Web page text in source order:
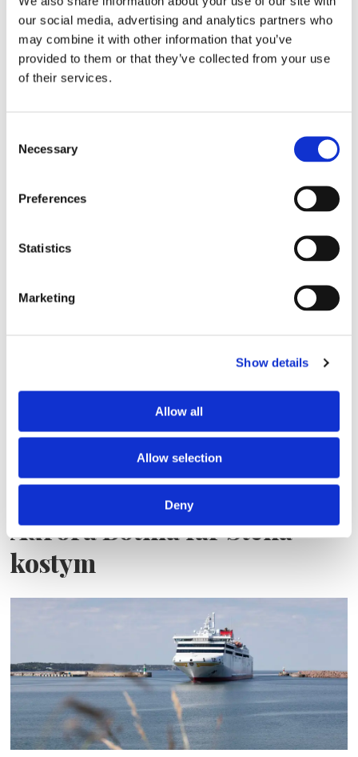
our social media, advertising and analytics partners who
may combine it with other information that you’ve
provided to them or that they’ve collected from your use
of their services.
Selection
Necessary
Preferences
Statistics
Marketing
Show details
Allow all
Allow selection
Deny
Lars ”Lasse” Fransén
Blå genväg ska bana väg för
autonoma färjor
Aurora Botnia får Stena-
kostym